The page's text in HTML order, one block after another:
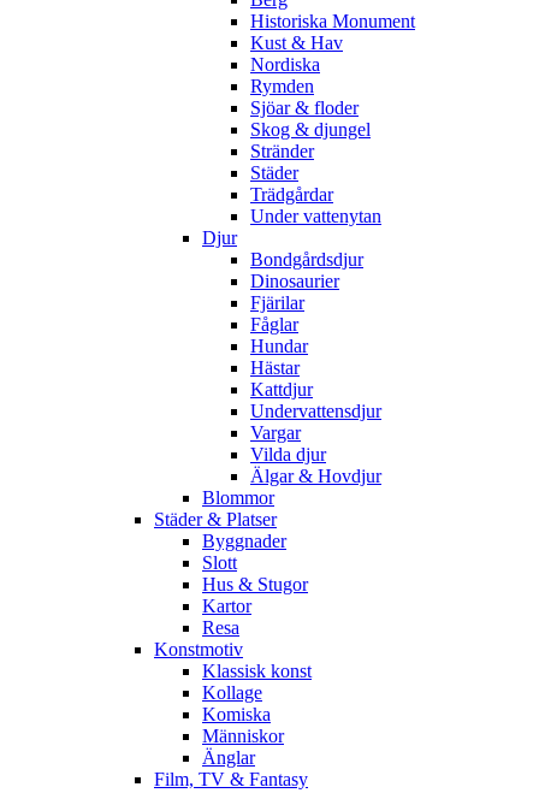
Historiska Monument
Kust & Hav
Nordiska
Rymden
Sjöar & floder
Skog & djungel
Stränder
Städer
Trädgårdar
Under vattenytan
Djur
Bondgårdsdjur
Dinosaurier
Fjärilar
Fåglar
Hundar
Hästar
Kattdjur
Undervattensdjur
Vargar
Vilda djur
Älgar & Hovdjur
Blommor
Städer & Platser
Byggnader
Slott
Hus & Stugor
Kartor
Resa
Konstmotiv
Klassisk konst
Kollage
Komiska
Människor
Änglar
Film, TV & Fantasy